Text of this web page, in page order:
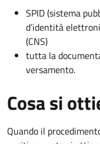
SPID (sistema
d’identità
(CNS)
tutta la
versamento.
Cosa si
Quando il